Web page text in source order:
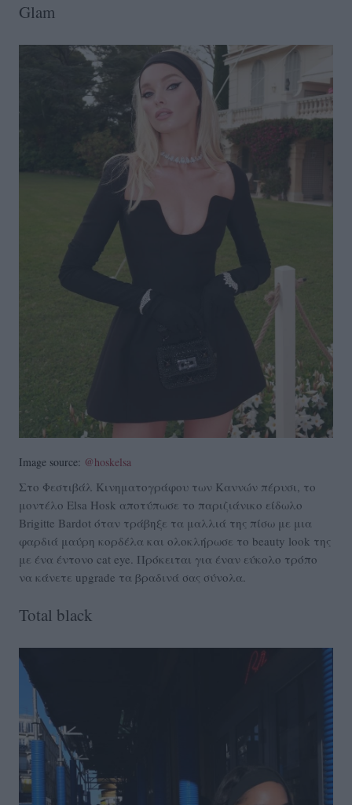
Glam
Image source: @hoskelsa
Στο Φεστιβάλ Κινηματογράφου των Καννών πέρυσι, το
μοντέλο Elsa Hosk αποτύπωσε το παριζιάνικο είδωλο
Brigitte Bardot όταν τράβηξε τα μαλλιά της πίσω με μια
φαρδιά μαύρη κορδέλα και ολοκλήρωσε το beauty look της
με ένα έντονο cat eye. Πρόκειται για έναν εύκολο τρόπο
να κάνετε upgrade τα βραδινά σας σύνολα.
Total black